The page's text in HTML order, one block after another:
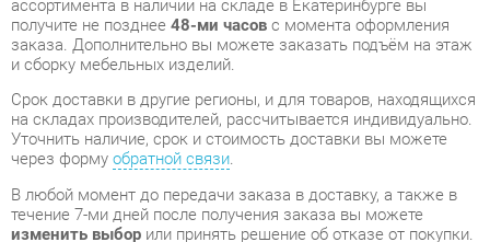
Срок доставки в другие регионы, и для товаров, находящихся
на складах производителей, рассчитывается индивидуально.
Уточнить наличие, срок и стоимость доставки вы можете
через формуобратной связи.
В любой момент до передачи заказа в доставку, а также в
течение 7-ми дней после получения заказа вы можете
изменить выборили принять решение об отказе от покупки.
Несмотря на качественную упаковку, готовые комплекты
могут быть повреждены при транспортировке. Если Вы
заметили дефект при приёме - мы заменим поврежденную
деталь.Повторная доставкатовара -бесплатна.